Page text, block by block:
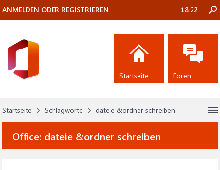
Startseite Schlagworte dateie &ordner schreiben
Office: dateie &ordner schreiben
ANMELDEN ODER REGISTRIEREN 18:22
Startseite Foren